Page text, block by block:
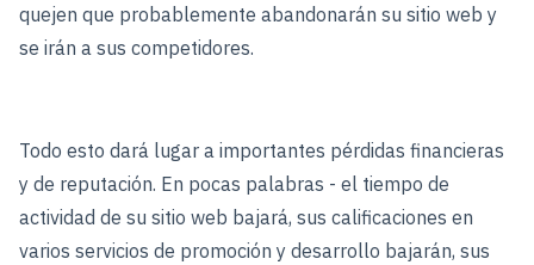
quejen que probablemente abandonarán su sitio web y
se irán a sus competidores.
Todo esto dará lugar a importantes pérdidas financieras
y de reputación. En pocas palabras - el tiempo de
actividad de su sitio web bajará, sus calificaciones en
varios servicios de promoción y desarrollo bajarán, sus